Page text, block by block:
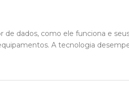
de dados, como ele funciona e
A tecnologia